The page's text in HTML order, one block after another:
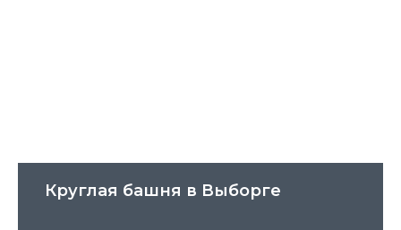
Круглая башня в Выборге